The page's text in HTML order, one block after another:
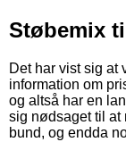
Støbemix
Det har vist sig
information om
og altså har en
sig nødsaget til
bund, og endda